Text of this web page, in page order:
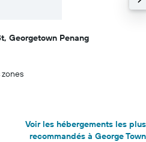
Georgetown Penang
Voir les hébergements les plus
recommandés à George Town